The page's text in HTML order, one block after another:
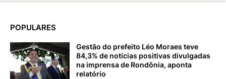
POPULARES
Gestão do prefeito Léo Moraes teve
84,3% de notícias positivas divulgadas
na imprensa de Rondônia, aponta
relatório